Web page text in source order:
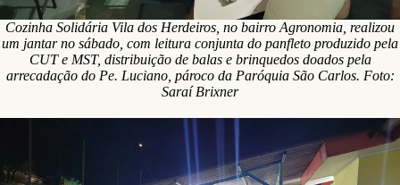
Cozinha Solidária Vila dos Herdeiros, no bairro Agronomia, realizou
um jantar no sábado, com leitura conjunta do panfleto produzido pela
CUT e MST, distribuição de balas e brinquedos doados pela
arrecadação do Pe. Luciano, pároco da Paróquia São Carlos. Foto:
Saraí Brixner